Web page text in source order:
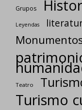
Grupos
Leyendas
Teatro
Turismo